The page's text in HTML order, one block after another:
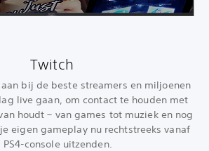
Twitch
bij de beste streamers en miljoenen
live gaan, om contact te houden met
houdt – van games tot muziek en nog
eigen gameplay nu rechtstreeks vanaf
PS4-console uitzenden.